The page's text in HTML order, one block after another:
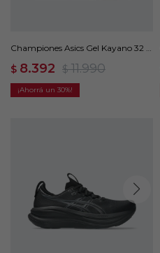
Championes Asics Gel Kayano 32 -
$ 8.392 $ 11.990
30